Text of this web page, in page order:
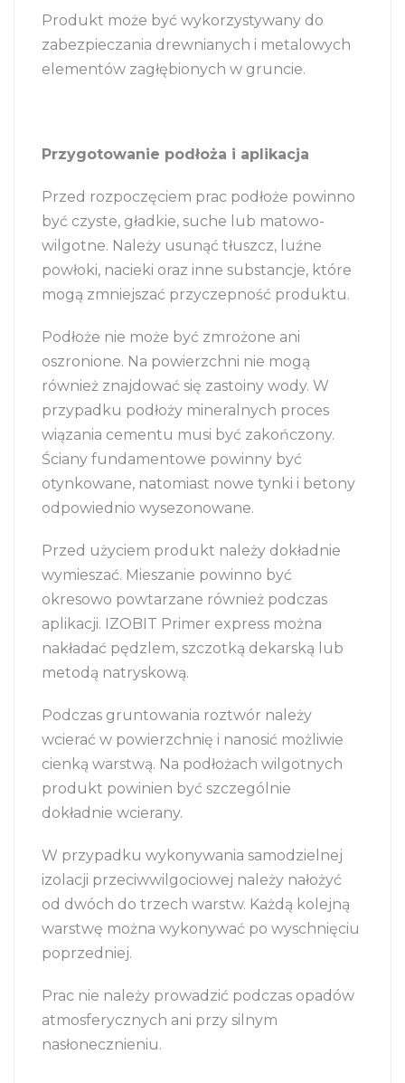
Produkt może być wykorzystywany do
zabezpieczania drewnianych i metalowych
elementów zagłębionych w gruncie.
Przygotowanie podłoża i aplikacja
Przed rozpoczęciem prac podłoże powinno
być czyste, gładkie, suche lub matowo-
wilgotne. Należy usunąć tłuszcz, luźne
powłoki, nacieki oraz inne substancje, które
mogą zmniejszać przyczepność produktu.
Podłoże nie może być zmrożone ani
oszronione. Na powierzchni nie mogą
również znajdować się zastoiny wody. W
przypadku podłoży mineralnych proces
wiązania cementu musi być zakończony.
Ściany fundamentowe powinny być
otynkowane, natomiast nowe tynki i betony
odpowiednio wysezonowane.
Przed użyciem produkt należy dokładnie
wymieszać. Mieszanie powinno być
okresowo powtarzane również podczas
aplikacji. IZOBIT Primer express można
nakładać pędzlem, szczotką dekarską lub
metodą natryskową.
Podczas gruntowania roztwór należy
wcierać w powierzchnię i nanosić możliwie
cienką warstwą. Na podłożach wilgotnych
produkt powinien być szczególnie
dokładnie wcierany.
W przypadku wykonywania samodzielnej
izolacji przeciwwilgociowej należy nałożyć
od dwóch do trzech warstw. Każdą kolejną
warstwę można wykonywać po wyschnięciu
poprzedniej.
Prac nie należy prowadzić podczas opadów
atmosferycznych ani przy silnym
nasłonecznieniu.